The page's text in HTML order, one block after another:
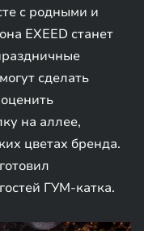
с родными и
EXEED станет
сделать
на аллее,
цветах бренда.
ГУМ-катка.